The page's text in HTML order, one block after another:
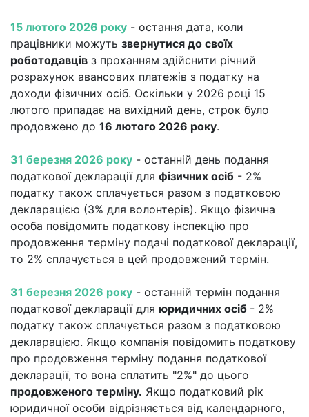
15 лютого 2026 року - остання дата, коли
працівники можуть звернутися до своїх
роботодавців з проханням здійснити річний
розрахунок авансових платежів з податку на
доходи фізичних осіб. Оскільки у 2026 році 15
лютого припадає на вихідний день, строк було
продовжено до 16 лютого 2026 року.
31 березня 2026 року - останній день подання
податкової декларації для фізичних осіб - 2%
податку також сплачується разом з податковою
декларацією (3% для волонтерів). Якщо фізична
особа повідомить податкову інспекцію про
продовження терміну подачі податкової декларації,
то 2% сплачується в цей продовжений термін.
31 березня 2026 року - останній термін подання
податкової декларації для юридичних осіб - 2%
податку також сплачується разом з податковою
декларацією. Якщо компанія повідомить податкову
про продовження терміну подання податкової
декларації, то вона сплатить "2%" до цього
продовженого терміну. Якщо податковий рік
юридичної особи відрізняється від календарного,